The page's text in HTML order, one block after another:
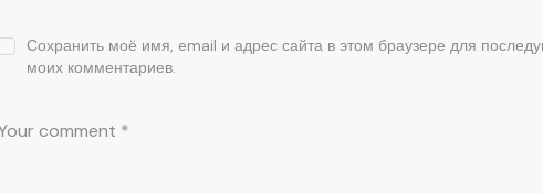
Сохранить моё имя, email и адрес сайта в этом браузере для
моих комментариев.